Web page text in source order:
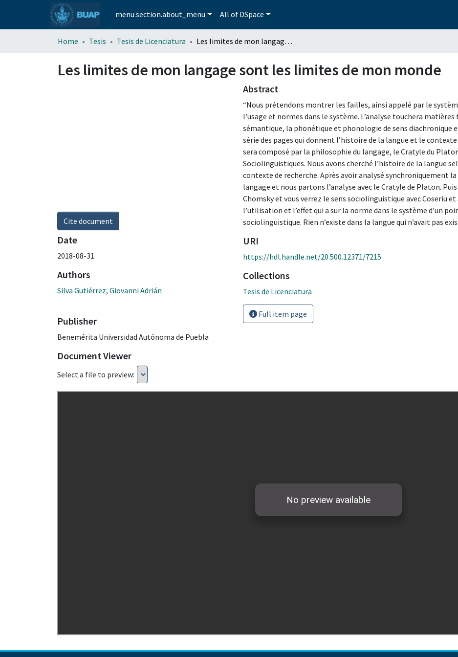
menu.section.about_menu All of DSpace
Home Tesis Tesis de Licenciatura Les limites de mon langage sont les limites de mon monde
Les limites de mon langage sont les limites de mon monde
Cite document
Date
2018-08-31
Authors
Silva Gutiérrez, Giovanni Adrián
Publisher
Benemérita Universidad Autónoma de Puebla
Abstract
“Nous prétendons montrer les failles, ainsi appelé par le
l’usage et normes dans le système. L’analyse touchera
sémantique, la phonétique et phonologie de sens diachronique
série des pages qui donnent l’histoire de la langue et le
sera composé par la philosophie du langage, le Cratyle du
Sociolinguistiques. Nous avons cherché l’histoire de la langue
contexte de recherche. Après avoir analysé synchroniquement
langage et nous partons l’analyse avec le Cratyle de Platon.
Chomsky et vous verrez le sens sociolinguistique avec Coseriu
l’utilisation et l’effet qui a sur la norme dans le système d’un
sociolinguistique. Rien n’existe dans la langue qui n’avait pas
URI
https://hdl.handle.net/20.500.12371/7215
Collections
Tesis de Licenciatura
Full item page
Document Viewer
Select a file to preview: